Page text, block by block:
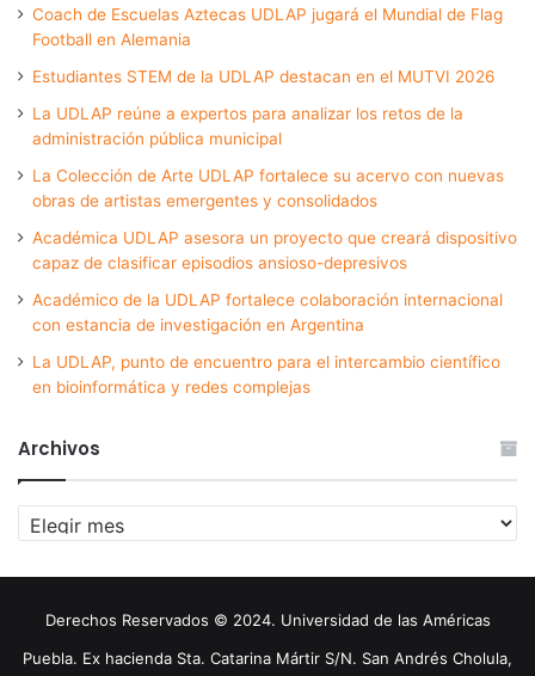
Coach de Escuelas Aztecas UDLAP jugará el Mundial de Flag
Football en Alemania
Estudiantes STEM de la UDLAP destacan en el MUTVI 2026
La UDLAP reúne a expertos para analizar los retos de la
administración pública municipal
La Colección de Arte UDLAP fortalece su acervo con nuevas
obras de artistas emergentes y consolidados
Académica UDLAP asesora un proyecto que creará dispositivo
capaz de clasificar episodios ansioso-depresivos
Académico de la UDLAP fortalece colaboración internacional
con estancia de investigación en Argentina
La UDLAP, punto de encuentro para el intercambio científico
en bioinformática y redes complejas
Archivos
Archivos
Derechos Reservados © 2024. Universidad de las Américas
Puebla. Ex hacienda Sta. Catarina Mártir S/N. San Andrés Cholula,